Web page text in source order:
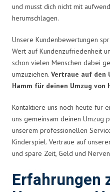
und musst dich nicht mit
herumschlagen.
Unsere Kundenbewertungen
Wert auf Kundenzufriedenheit
schon vielen Menschen dabei
umzuziehen. Vertraue auf den
Hamm für deinen Umzug von
Kontaktiere uns noch heute für
uns gemeinsam deinen Umzug
unserem professionellen
Kinderspiel. Vertraue auf
und spare Zeit, Geld und
Erfahrungen